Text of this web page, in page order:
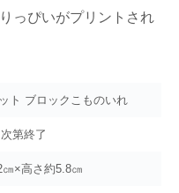
っぴいがプリントされ
ト ブロックこものいれ
第終了
×高さ約5.8㎝